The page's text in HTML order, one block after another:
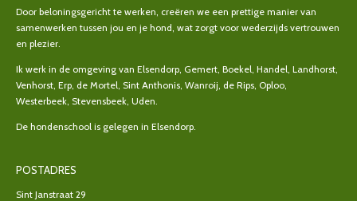
Door beloningsgericht te werken, creëren we een prettige manier van
samenwerken tussen jou en je hond, wat zorgt voor wederzijds vertrouwen
en plezier.
Ik werk in de omgeving van Elsendorp, Gemert, Boekel, Handel, Landhorst,
Venhorst, Erp, de Mortel, Sint Anthonis, Wanroij, de Rips, Oploo,
Westerbeek, Stevensbeek, Uden.
De hondenschool is gelegen in Elsendorp.
POSTADRES
Sint Janstraat 29